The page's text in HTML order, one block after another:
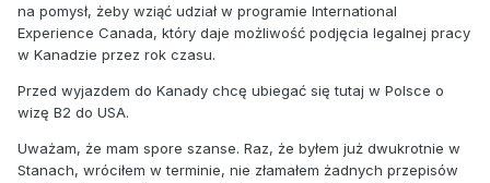
na pomysł, żeby wziąć udział w programie International
Experience Canada, który daje możliwość podjęcia legalnej pracy
w Kanadzie przez rok czasu.
Przed wyjazdem do Kanady chcę ubiegać się tutaj w Polsce o
wizę B2 do USA.
Uważam, że mam spore szanse. Raz, że byłem już dwukrotnie w
Stanach, wróciłem w terminie, nie złamałem żadnych przepisów